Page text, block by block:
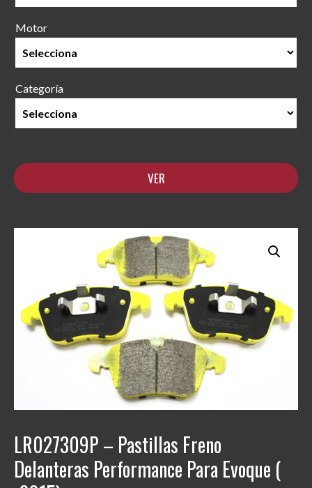
Motor
Categoría
LR027309P – Pastillas Freno
Delanteras Performance Para Evoque (